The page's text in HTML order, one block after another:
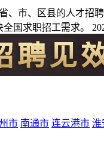
、市、区县的人才
国求职招工需求。
市 南通市 连云港市 淮